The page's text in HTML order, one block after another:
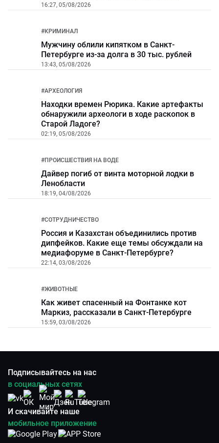
16:27, 05/08/2026
#КРИМИНАЛ
Мужчину облили кипятком в Санкт-
Петербурге из-за долга в 30 тыс. рублей
13:43, 05/08/2026
#АРХЕОЛОГИЯ
Находки времен Рюрика. Какие артефакты
обнаружили археологи в ходе раскопок в
Старой Ладоге?
02:19, 05/08/2026
#ПРОИСШЕСТВИЯ НА ВОДЕ
Дайвер погиб от винта моторной лодки в
Ленобласти
18:19, 04/08/2026
#СОТРУДНИЧЕСТВО
Россия и Казахстан объединились против
дипфейков. Какие еще темы обсуждали на
медиафоруме в Санкт-Петербурге?
22:14, 03/08/2026
#ЖИВОТНЫЕ
Как живет спасенный на Фонтанке кот
Маркиз, рассказали в Санкт-Петербурге
15:59, 03/08/2026
Подписывайтесь на нас
в социальных сетях
И скачивайте наше
мобильное приложение